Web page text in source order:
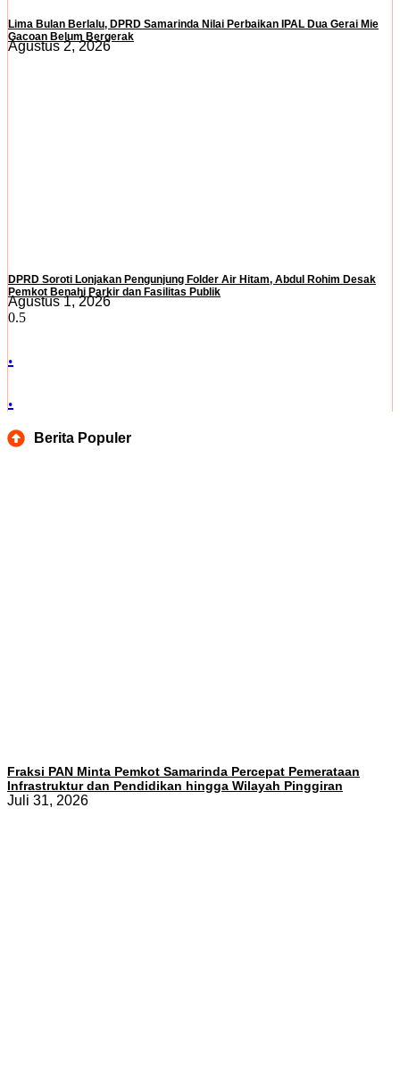
Lima Bulan Berlalu, DPRD Samarinda Nilai Perbaikan IPAL Dua Gerai Mie
Gacoan Belum Bergerak
Agustus 2, 2026
DPRD Soroti Lonjakan Pengunjung Folder Air Hitam, Abdul Rohim Desak
Pemkot Benahi Parkir dan Fasilitas Publik
Agustus 1, 2026
.
.
Berita Populer
Fraksi PAN Minta Pemkot Samarinda Percepat Pemerataan
Infrastruktur dan Pendidikan hingga Wilayah Pinggiran
Juli 31, 2026